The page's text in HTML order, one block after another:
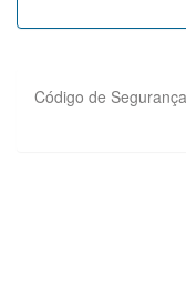
Código de Segurança